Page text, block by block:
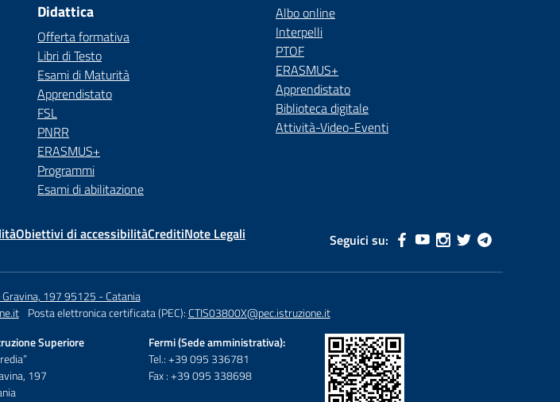
Didattica
Offerta formativa
Libri di Testo
Esami di Maturità
Apprendistato
FSL
PNRR
ERASMUS+
Programmi
Esami di abilitazione
Albo online
Interpelli
PTOF
ERASMUS+
Apprendistato
Biblioteca digitale
Attività-Video-Eventi
Obiettivi di accessibilitàCreditiNote Legali Seguici su:
Gravina, 197 95125 - Catania
Posta elettronica certificata (PEC):CTIS03800X@pec.istruzione.it
Superiore
197
Fermi (Sede amministrativa):
Tel.: +39 095 336781
Fax : +39 095 338698